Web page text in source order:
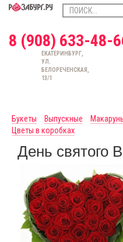
8 (908) 633-48-
ЕКАТЕРИНБУРГ,
УЛ.
БЕЛОРЕЧЕНСКАЯ,
13/1
Букеты
Выпускные
Цветы в коробках
День святого